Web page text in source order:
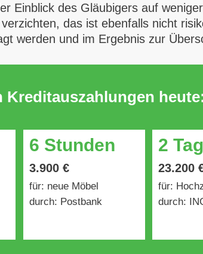
Einblick des Gläubigers auf
das ist ebenfalls nicht
werden und im Ergebnis zur
Kreditauszahlungen
6 Stunden
3.900 €
für: neue Möbel
durch: Postbank
2
23.200
für:
durch: